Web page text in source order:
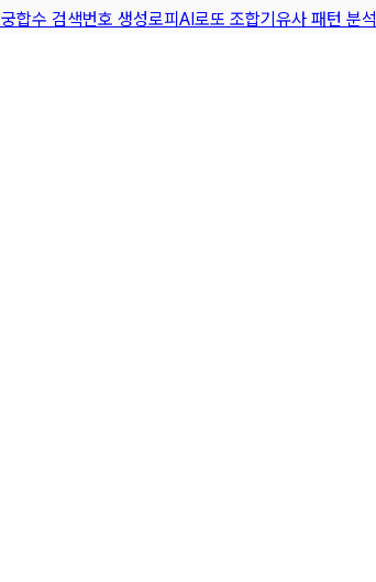
궁합수 검색번호 생성로피AI로또 조합기유사 패턴 분석